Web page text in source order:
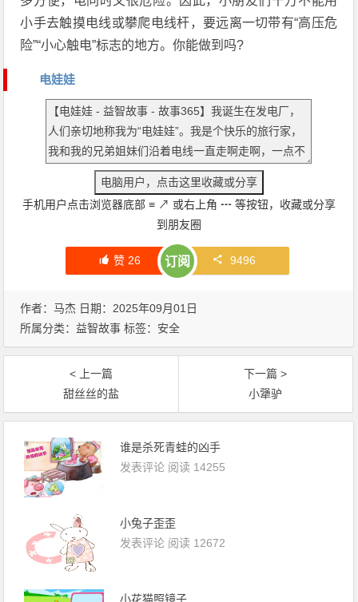
小手去触摸电线或攀爬电线杆，要远离一切带有“高压危
险”“小心触电”标志的地方。你能做到吗?
电娃娃
手机用户点击浏览器底部 ≡ ↗ 或右上角 ┅ 等按钮，收藏或分享
到朋友圈
赞26 订阅 9496
作者：马杰 日期：2025年09月01日
所属分类： 益智故事 标签： 安全
< 上一篇
甜丝丝的盐
下一篇 >
小犟驴
谁是杀死青蛙的凶手
发表评论 阅读 14255
小兔子歪歪
发表评论 阅读 12672
小花猫照镜子